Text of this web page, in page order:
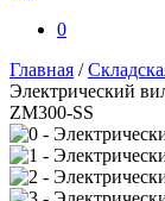
0
Главная /
Электрический
ZM300-SS